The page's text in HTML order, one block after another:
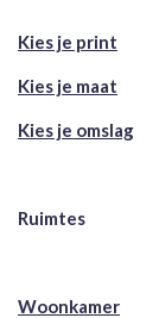
Kies je print
Kies je maat
Kies je omslag
Ruimtes
Woonkamer